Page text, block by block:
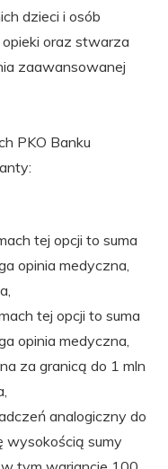
dzieci i osób
oraz stwarza
zaawansowanej
PKO Banku
tej opcji to suma
opinia medyczna,
tej opcji to suma
opinia medyczna,
za granicą do 1 mln
analogiczny do
wysokością sumy